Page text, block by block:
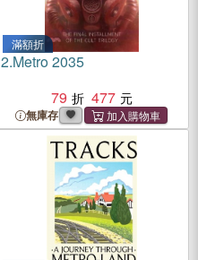
滿額折
2.Metro 2035
79
477
無庫存